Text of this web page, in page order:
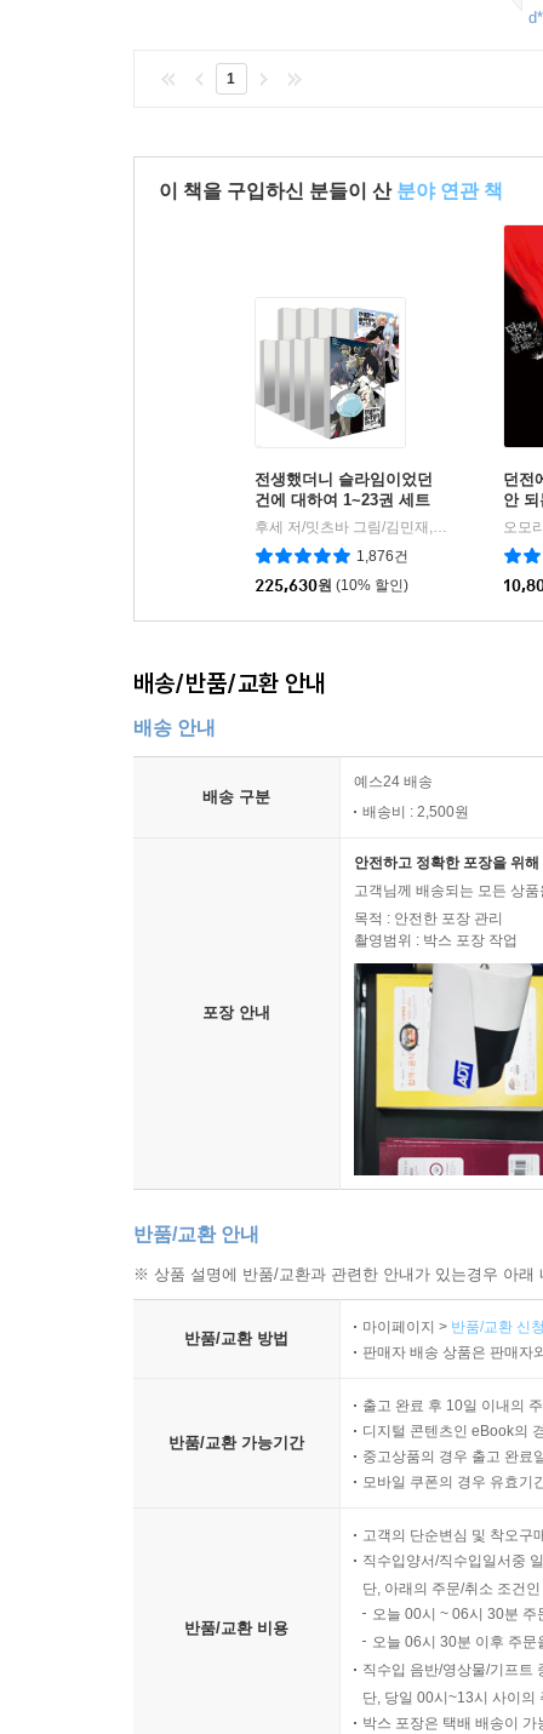
1
이 책을 구입하신 분들이 산 분야 연관 책
전생했더니 슬라임이었던
건에 대하여 1~23권 세트
후세 저/밋츠바 그림/김민재,도영명,이소정 역
1,876건
225,630원 (10% 할인)
던전
안
배송/반품/교환 안내
배송 안내
배송 구분
예스24 배송
배송비 : 2,500원
포장 안내
안전하고 정확한 포장을 위
고객님께 배송되는 모든 상
목적 : 안전한 포장 관리
촬영범위 : 박스 포장 작업
반품/교환 안내
※ 상품 설명에 반품/교환과 관련한 안내가 있는경우 아
반품/교환 방법
마이페이지 > 반품/교환 신
판매자 배송 상품은 판매자
반품/교환 가능기간
출고 완료 후 10일 이내의
디지털 콘텐츠인 eBook의
중고상품의 경우 출고 완료
모바일 쿠폰의 경우 유효기
반품/교환 비용
고객의 단순변심 및 착오구
직수입양서/직수입일서중
단, 아래의 주문/취소 조건
오늘 00시 ~ 06시 30분
오늘 06시 30분 이후 주
직수입 음반/영상물/기프트
단, 당일 00시~13시 사이의
박스 포장은 택배 배송이